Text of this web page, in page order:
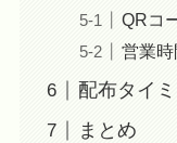
QRコ
営業
配布タイ
まとめ